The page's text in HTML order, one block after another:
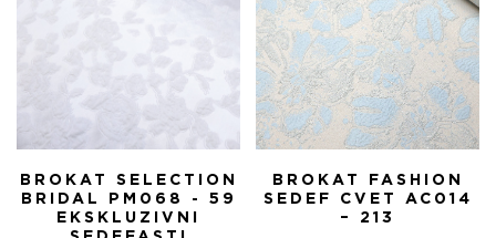
BROKAT SELECTION
BRIDAL PM068 - 59
EKSKLUZIVNI
BROKAT FASHION
SEDEF CVET AC014
– 213